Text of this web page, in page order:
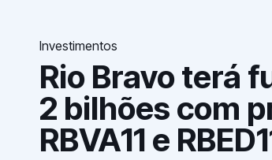
Investimentos
Rio Bravo terá
2 bilhões com
RBVA11 e